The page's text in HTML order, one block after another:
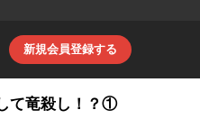
新規会員登録する
て竜殺し！？①